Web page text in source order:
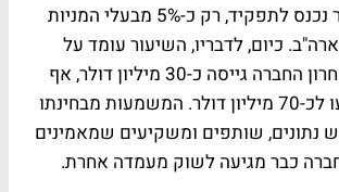
גונן סיפר שכאשר נכנס לתפקיד, רק כ-5% מבעלי המניות
כיום, לדבריו, השיעור עומד על
כ-40%. בסבב האחרון החברה גייסה כ-30 מיליון דולר, אף
שהביקושים הגיעו לכ-70 מיליון דולר. המשמעות מבחינתו
נתונים, שותפים ומשקיעים שמאמינים
החברה כבר מגיעה לשוק מעמדה אחרת.